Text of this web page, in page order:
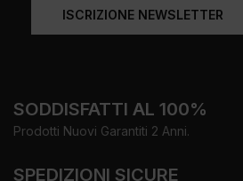
ISCRIZIONE NEWSLETTER
SODDISFATTI AL 100%
Prodotti Nuovi Garantiti 2 Anni.
SPEDIZIONI SICURE